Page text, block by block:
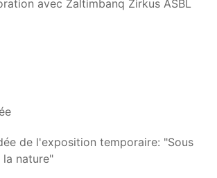
avec Zaltimbanq Zirkus ASBL
de l'exposition temporaire: "Sous
la nature"